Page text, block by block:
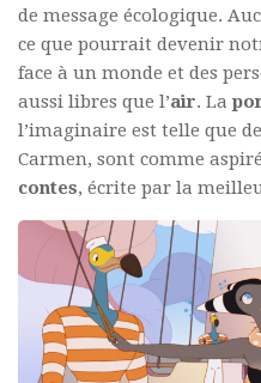
de message écologique.
ce que pourrait devenir
face à un monde et des
aussi libres que l’air. La
l’imaginaire est telle que
Carmen, sont comme
contes, écrite par la